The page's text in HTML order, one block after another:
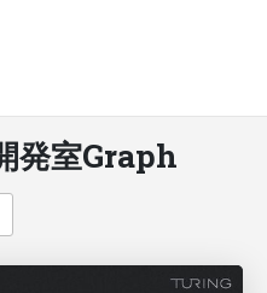
発室Graph